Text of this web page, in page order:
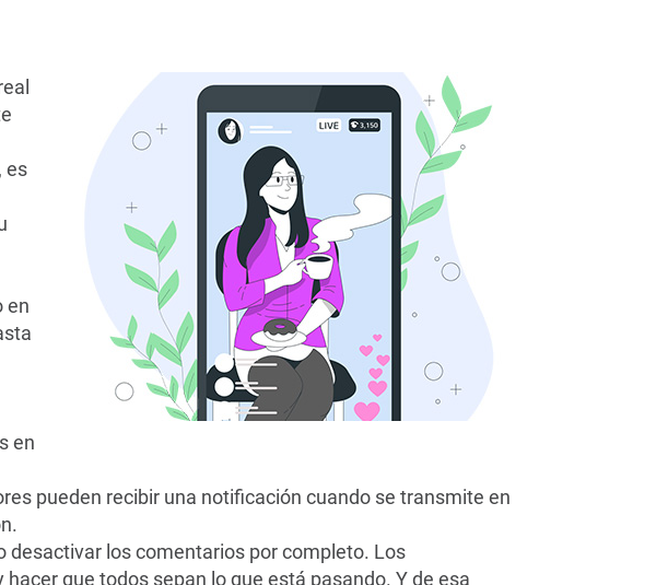
es
en
en
pueden recibir una notificación cuando se transmite en
desactivar los comentarios por completo. Los
que todos sepan lo que está pasando. Y de esa